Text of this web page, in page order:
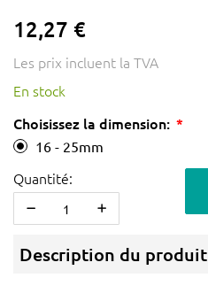
12,27 €
Les prix incluent la TVA
En stock
Choisissez la dimension:
16 - 25mm
Quantité:
Description du produit